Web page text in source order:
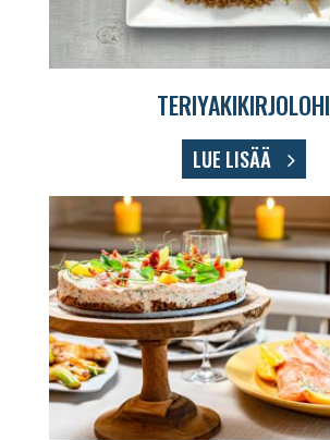
TERIYAKIKIRJOLOHI
LUE LISÄÄ